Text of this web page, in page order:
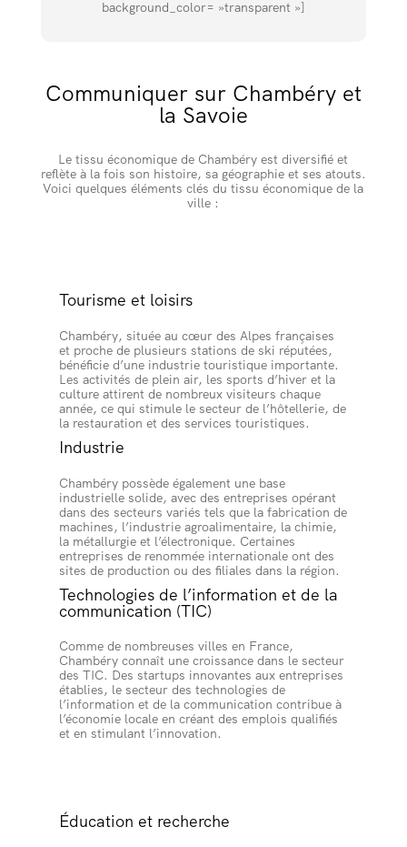
background_color= »transparent »]
Communiquer sur Chambéry et
la Savoie
Le tissu économique de Chambéry est diversifié et
reflète à la fois son histoire, sa géographie et ses atouts.
Voici quelques éléments clés du tissu économique de la
ville :
Tourisme et loisirs
Chambéry, située au cœur des Alpes françaises
et proche de plusieurs stations de ski réputées,
bénéficie d’une industrie touristique importante.
Les activités de plein air, les sports d’hiver et la
culture attirent de nombreux visiteurs chaque
année, ce qui stimule le secteur de l’hôtellerie, de
la restauration et des services touristiques.
Industrie
Chambéry possède également une base
industrielle solide, avec des entreprises opérant
dans des secteurs variés tels que la fabrication de
machines, l’industrie agroalimentaire, la chimie,
la métallurgie et l’électronique. Certaines
entreprises de renommée internationale ont des
sites de production ou des filiales dans la région.
Technologies de l’information et de la
communication (TIC)
Comme de nombreuses villes en France,
Chambéry connaît une croissance dans le secteur
des TIC. Des startups innovantes aux entreprises
établies, le secteur des technologies de
l’information et de la communication contribue à
l’économie locale en créant des emplois qualifiés
et en stimulant l’innovation.
Éducation et recherche